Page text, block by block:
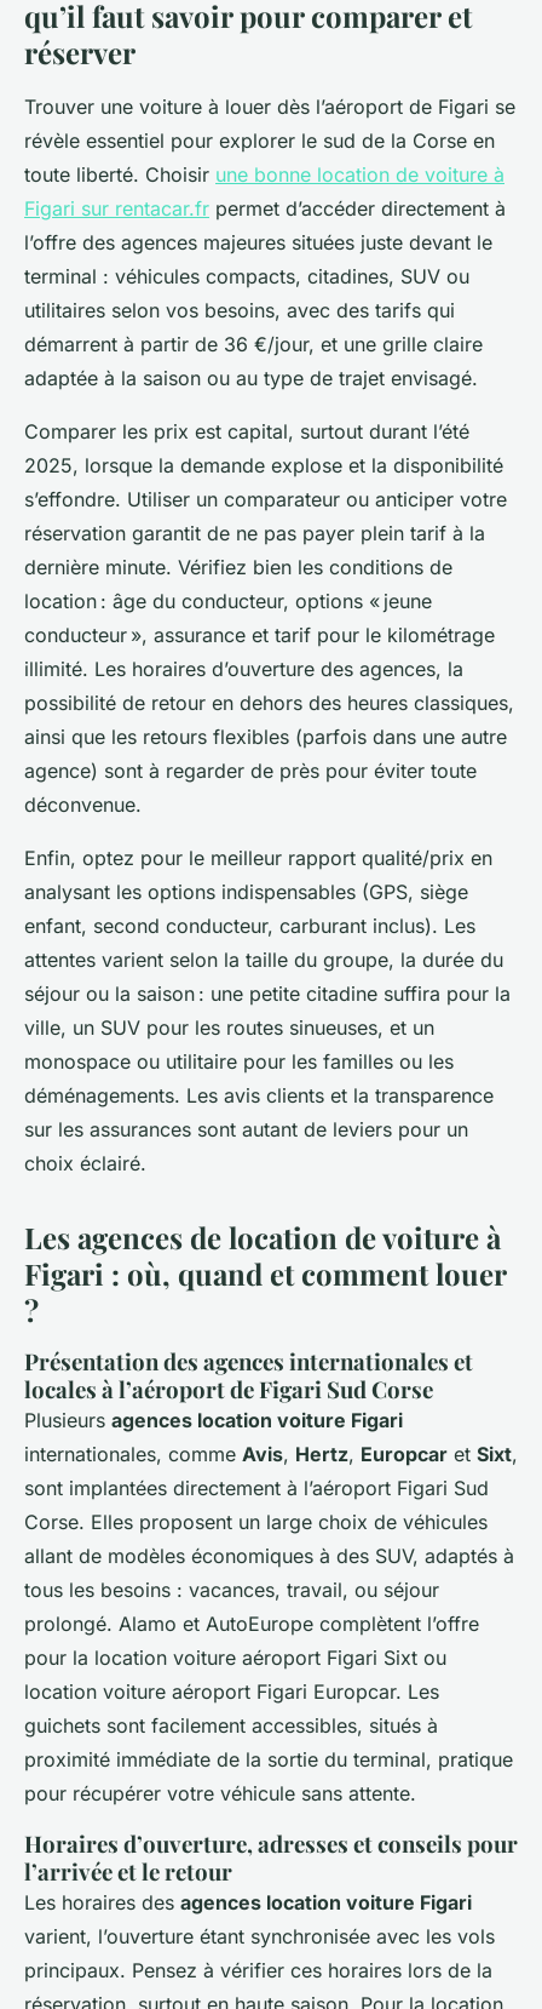
qu’il faut savoir pour comparer et
réserver
Trouver une voiture à louer dès l’aéroport de Figari se
révèle essentiel pour explorer le sud de la Corse en
toute liberté. Choisir une bonne location de voiture à
Figari sur rentacar.fr permet d’accéder directement à
l’offre des agences majeures situées juste devant le
terminal : véhicules compacts, citadines, SUV ou
utilitaires selon vos besoins, avec des tarifs qui
démarrent à partir de 36 €/jour, et une grille claire
adaptée à la saison ou au type de trajet envisagé.
Comparer les prix est capital, surtout durant l’été
2025, lorsque la demande explose et la disponibilité
s’effondre. Utiliser un comparateur ou anticiper votre
réservation garantit de ne pas payer plein tarif à la
dernière minute. Vérifiez bien les conditions de
location : âge du conducteur, options « jeune
conducteur », assurance et tarif pour le kilométrage
illimité. Les horaires d’ouverture des agences, la
possibilité de retour en dehors des heures classiques,
ainsi que les retours flexibles (parfois dans une autre
agence) sont à regarder de près pour éviter toute
déconvenue.
Enfin, optez pour le meilleur rapport qualité/prix en
analysant les options indispensables (GPS, siège
enfant, second conducteur, carburant inclus). Les
attentes varient selon la taille du groupe, la durée du
séjour ou la saison : une petite citadine suffira pour la
ville, un SUV pour les routes sinueuses, et un
monospace ou utilitaire pour les familles ou les
déménagements. Les avis clients et la transparence
sur les assurances sont autant de leviers pour un
choix éclairé.
Les agences de location de voiture à
Figari : où, quand et comment louer
?
Présentation des agences internationales et
locales à l’aéroport de Figari Sud Corse
Plusieurs agences location voiture Figari
internationales, comme Avis, Hertz, Europcar et Sixt,
sont implantées directement à l’aéroport Figari Sud
Corse. Elles proposent un large choix de véhicules
allant de modèles économiques à des SUV, adaptés à
tous les besoins : vacances, travail, ou séjour
prolongé. Alamo et AutoEurope complètent l’offre
pour la location voiture aéroport Figari Sixt ou
location voiture aéroport Figari Europcar. Les
guichets sont facilement accessibles, situés à
proximité immédiate de la sortie du terminal, pratique
pour récupérer votre véhicule sans attente.
Horaires d’ouverture, adresses et conseils pour
l’arrivée et le retour
Les horaires des agences location voiture Figari
varient, l’ouverture étant synchronisée avec les vols
principaux. Pensez à vérifier ces horaires lors de la